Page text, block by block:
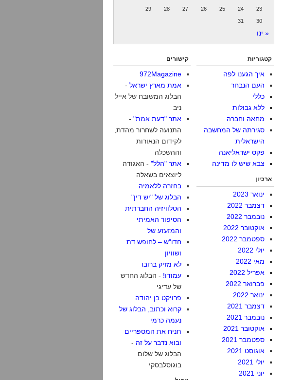
23
24
25
26
27
28
29
30
31
« ינו
קטגוריות
איך הגענו לפה
העם הנבחר
כללי
ללא גבולות
מחאה וחברה
סגירתה של המחשבה
הישראלית
פקס ישראליאנה
צבא שיש לו מדינה
ארכיון
ינואר 2023
דצמבר 2022
נובמבר 2022
אוקטובר 2022
ספטמבר 2022
יולי 2022
מאי 2022
אפריל 2022
פברואר 2022
ינואר 2022
דצמבר 2021
נובמבר 2021
אוקטובר 2021
ספטמבר 2021
אוגוסט 2021
יולי 2021
יוני 2021
קישורים
972Magazine
אמת מארץ ישראל -
הבלוג המשובח של אייל
ניב
אתר "דעת אמת" -
התנועה לשחרור מהדת,
לקידום הנאורות
וההשכלה
אתר "הלל" - האגודה
ליוצאים בשאלה
בחזרה ללאמיה
הבלוג של "יש דין"
הטלוויזיה החברתית
הסיפור האמיתי
והמזעזע של
חדו"ש – לחופש דת
ושוויון
לא מזיק ברובו
עמודו! - הבלוג החדש
של עדיגי
פרויקט בן יהודה
קרוא וכתוב, הבלוג של
נעמה כרמי
תניח את המספריים
ובוא נדבר על זה -
הבלוג של שלום
בוגוסלבסקי